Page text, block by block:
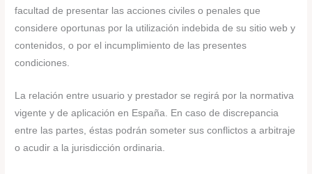
facultad de presentar las acciones civiles o penales que
considere oportunas por la utilización indebida de su sitio web y
contenidos, o por el incumplimiento de las presentes
condiciones.
La relación entre usuario y prestador se regirá por la normativa
vigente y de aplicación en España. En caso de discrepancia
entre las partes, éstas podrán someter sus conflictos a arbitraje
o acudir a la jurisdicción ordinaria.